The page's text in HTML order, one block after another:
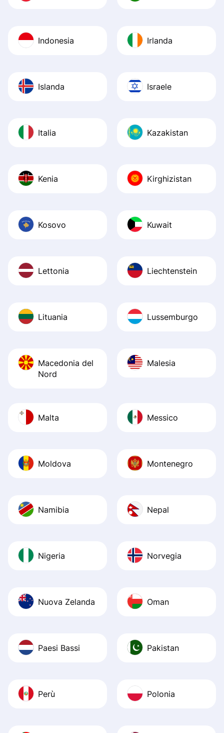
Indonesia Irlanda
Islanda Israele
Italia Kazakistan
Kenia Kirghizistan
Kosovo Kuwait
Lettonia Liechtenstein
Lituania Lussemburgo
Macedonia del
Nord
Malesia
Malta Messico
Moldova Montenegro
Namibia Nepal
Nigeria Norvegia
Nuova Zelanda Oman
Paesi Bassi Pakistan
Perù Polonia